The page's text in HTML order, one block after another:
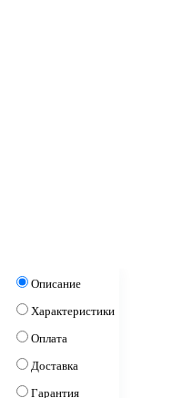
Описание
Характеристики
Оплата
Доставка
Гарантия